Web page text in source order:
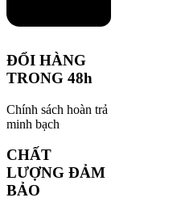
ĐỔI HÀNG
TRONG 48h
Chính sách hoàn trả
minh bạch
CHẤT
LƯỢNG ĐẢM
BẢO